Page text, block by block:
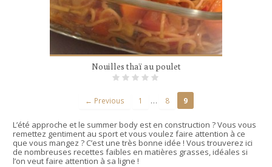
Nouilles thaï au poulet
← Previous 1 … 8 9
L’été approche et le summer body est en construction ? Vous vous
remettez gentiment au sport et vous voulez faire attention à ce
que vous mangez ? C’est une très bonne idée ! Vous trouverez ici
de nombreuses recettes faibles en matières grasses, idéales si
l’on veut faire attention à sa ligne !